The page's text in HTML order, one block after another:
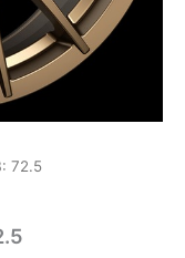
72.5